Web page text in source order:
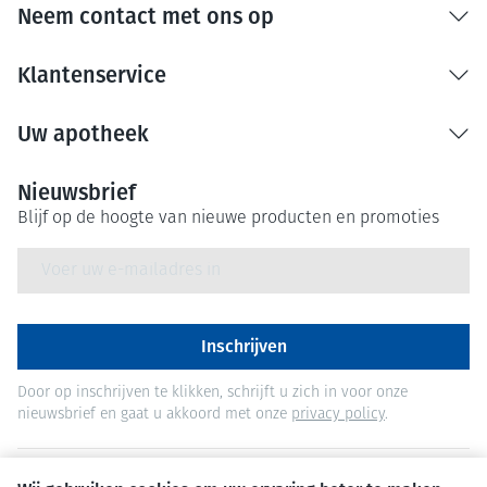
Neem contact met ons op
Klantenservice
Uw apotheek
Nieuwsbrief
Blijf op de hoogte van nieuwe producten en promoties
Inschrijven
Door op inschrijven te klikken, schrijft u zich in voor onze
nieuwsbrief en gaat u akkoord met onze privacy policy.